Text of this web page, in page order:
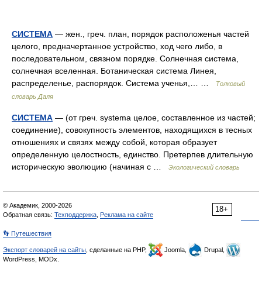
СИСТЕМА — жен., греч. план, порядок расположенья частей
целого, предначертанное устройство, ход чего либо, в
последовательном, связном порядке. Солнечная система,
солнечная вселенная. Ботаническая система Линея,
распределенье, распорядок. Система ученья,… …
Толковый
словарь Даля
СИСТЕМА — (от греч. systema целое, составленное из частей;
соединение), совокупность элементов, находящихся в тесных
отношениях и связях между собой, которая образует
определенную целостность, единство. Претерпев длительную
историческую эволюцию (начиная с …
Экологический словарь
18+
© Академик, 2000-2026
Обратная связь: Техподдержка Реклама на сайте
👣 Путешествия
Экспорт словарей на сайты , сделанные на PHP, Joomla,
Drupal,
WordPress, MODx.